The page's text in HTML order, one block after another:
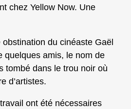
chez Yellow Now. Une
obstination du cinéaste Gaël
quelques amis, le nom de
tombé dans le trou noir où
d’artistes.
ont été nécessaires